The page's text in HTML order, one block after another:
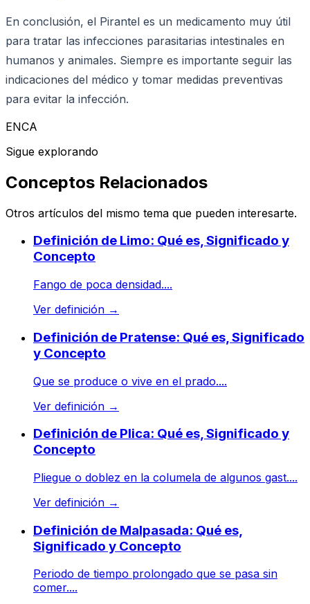
En conclusión, el Pirantel es un medicamento muy útil
para tratar las infecciones parasitarias intestinales en
humanos y animales. Siempre es importante seguir las
indicaciones del médico y tomar medidas preventivas
para evitar la infección.
ENCA
Sigue explorando
Conceptos Relacionados
Otros artículos del mismo tema que pueden interesarte.
Definición de Limo: Qué es, Significado y
Concepto
Fango de poca densidad....
Ver definición →
Definición de Pratense: Qué es, Significado
y Concepto
Que se produce o vive en el prado....
Ver definición →
Definición de Plica: Qué es, Significado y
Concepto
Pliegue o doblez en la columela de algunos gast....
Ver definición →
Definición de Malpasada: Qué es,
Significado y Concepto
Periodo de tiempo prolongado que se pasa sin
comer....